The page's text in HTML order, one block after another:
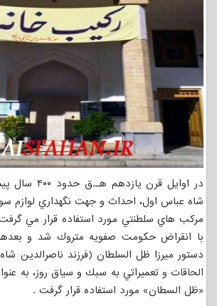
در اوايل قرن
شاه عباس اول، احداث و جهت نگهداري لوازم
مركب هاي سلطنتي مورد استفاده قرار مي
با انقراض حكومت صفويه متروك شد و بعدها
دستور ميرزا ظل السلطان (فرزند ناصرالدين
الحاقات و تعميراتي به سبك و سياق روز، به
«ظل السطان» مورد استفاده قرار گرفت .